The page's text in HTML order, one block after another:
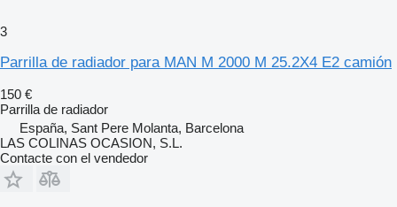
3
Parrilla de radiador para MAN M 2000 M 25.2X4 E2 camión
150 €
Parrilla de radiador
España, Sant Pere Molanta, Barcelona
LAS COLINAS OCASION, S.L.
Contacte con el vendedor